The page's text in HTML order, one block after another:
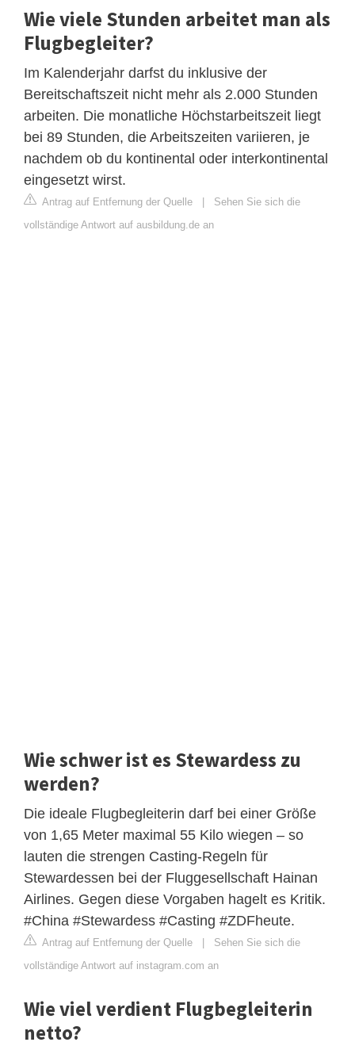
Wie viele Stunden arbeitet man als
Flugbegleiter?
Im Kalenderjahr darfst du inklusive der
Bereitschaftszeit nicht mehr als 2.000 Stunden
arbeiten. Die monatliche Höchstarbeitszeit liegt
bei 89 Stunden, die Arbeitszeiten variieren, je
nachdem ob du kontinental oder interkontinental
eingesetzt wirst.
Antrag auf Entfernung der Quelle | Sehen Sie sich die
vollständige Antwort auf ausbildung.de an
Wie schwer ist es Stewardess zu
werden?
Die ideale Flugbegleiterin darf bei einer Größe
von 1,65 Meter maximal 55 Kilo wiegen – so
lauten die strengen Casting-Regeln für
Stewardessen bei der Fluggesellschaft Hainan
Airlines. Gegen diese Vorgaben hagelt es Kritik.
#China #Stewardess #Casting #ZDFheute.
Antrag auf Entfernung der Quelle | Sehen Sie sich die
vollständige Antwort auf instagram.com an
Wie viel verdient Flugbegleiterin
netto?